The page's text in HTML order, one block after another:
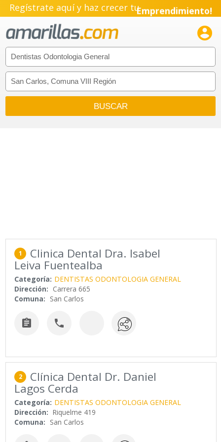
Regístrate aquí y haz crecer tuEmprendimiento!

1 Clinica Dental Dra. Isabel
Leiva Fuentealba
Categoría: DENTISTAS ODONTOLOGIA GENERAL
Dirección: Carrera 665
Comuna: San Carlos
 
2 Clínica Dental Dr. Daniel
Lagos Cerda
Categoría: DENTISTAS ODONTOLOGIA GENERAL
Dirección: Riquelme 419
Comuna: San Carlos